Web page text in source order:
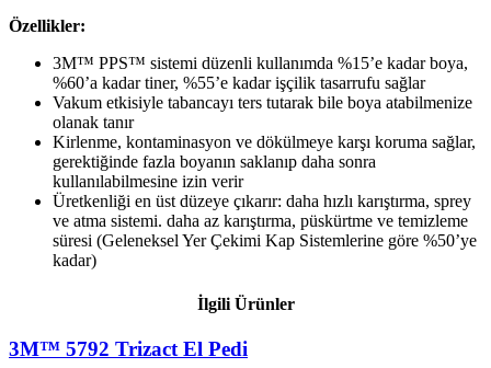
Özellikler:
3M™ PPS™ sistemi düzenli kullanımda %15’e kadar boya,
%60’a kadar tiner, %55’e kadar işçilik tasarrufu sağlar
Vakum etkisiyle tabancayı ters tutarak bile boya atabilmenize
olanak tanır
Kirlenme, kontaminasyon ve dökülmeye karşı koruma sağlar,
gerektiğinde fazla boyanın saklanıp daha sonra
kullanılabilmesine izin verir
Üretkenliği en üst düzeye çıkarır: daha hızlı karıştırma, sprey
ve atma sistemi. daha az karıştırma, püskürtme ve temizleme
süresi (Geleneksel Yer Çekimi Kap Sistemlerine göre %50’ye
kadar)
İlgili Ürünler
3M™ 5792 Trizact El Pedi